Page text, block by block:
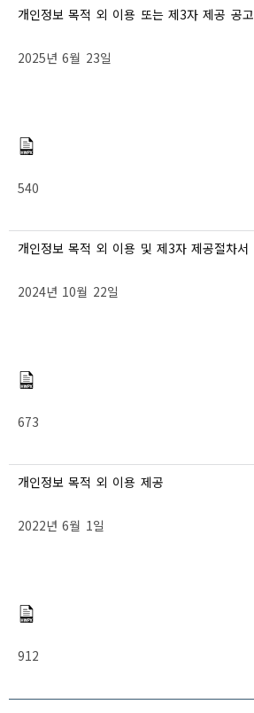
개인정보 목적 외 이용 또는 제3자 제공 공고
2025년 6월 23일
540
개인정보 목적 외 이용 및 제3자 제공절차서
2024년 10월 22일
673
개인정보 목적 외 이용 제공
2022년 6월 1일
912